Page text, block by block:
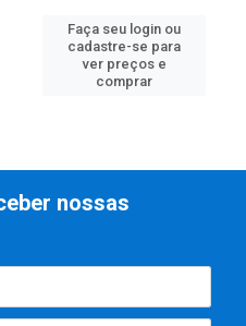
Faça seu login ou
cadastre-se para
ver preços e
comprar
nossas